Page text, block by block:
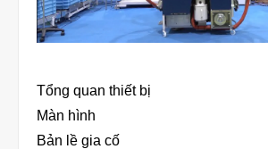
Tổng quan thiết bị
Màn hình
Bản lề gia cố